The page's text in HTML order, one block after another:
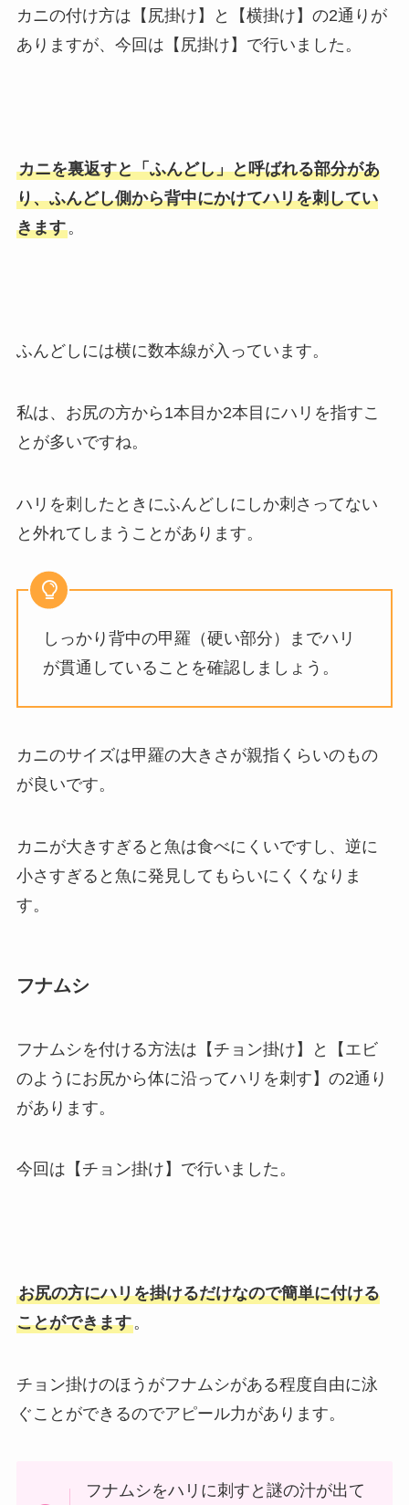
カニの付け方は【尻掛け】と【横掛け】の2通りが
ありますが、今回は【尻掛け】で行いました。
カニを裏返すと「ふんどし」と呼ばれる部分があ
り、ふんどし側から背中にかけてハリを刺してい
きます。
ふんどしには横に数本線が入っています。
私は、お尻の方から1本目か2本目にハリを指すこ
とが多いですね。
ハリを刺したときにふんどしにしか刺さってない
と外れてしまうことがあります。
しっかり背中の甲羅（硬い部分）までハリ
が貫通していることを確認しましょう。
カニのサイズは甲羅の大きさが親指くらいのもの
が良いです。
カニが大きすぎると魚は食べにくいですし、逆に
小さすぎると魚に発見してもらいにくくなりま
す。
フナムシ
フナムシを付ける方法は【チョン掛け】と【エビ
のようにお尻から体に沿ってハリを刺す】の2通り
があります。
今回は【チョン掛け】で行いました。
お尻の方にハリを掛けるだけなので簡単に付ける
ことができます。
チョン掛けのほうがフナムシがある程度自由に泳
ぐことができるのでアピール力があります。
フナムシをハリに刺すと謎の汁が出て